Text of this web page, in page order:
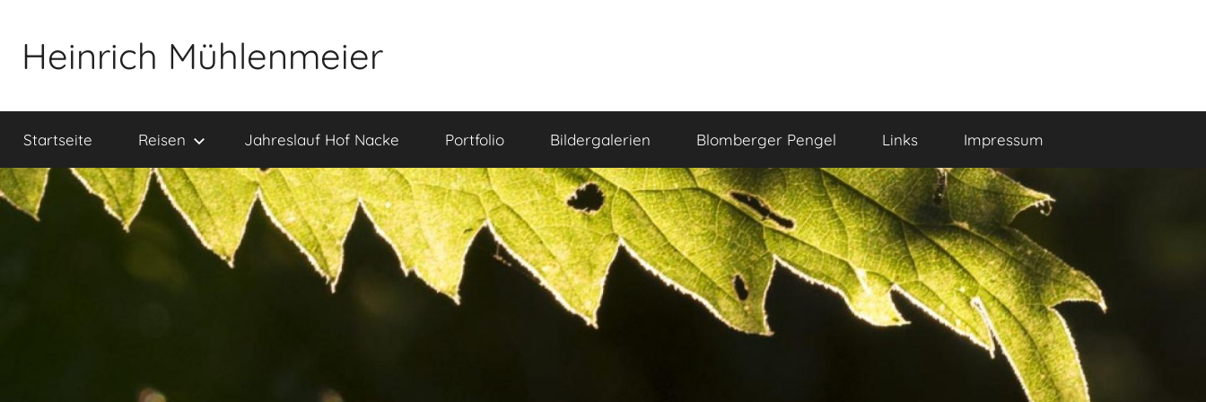
springen
Heinrich Mühlenmeier
zu
Glauben,
Fotografie,
…
Startseite Reisen Jahreslauf Hof Nacke Portfolio Bildergalerien Blomberger Pengel Links Impressum